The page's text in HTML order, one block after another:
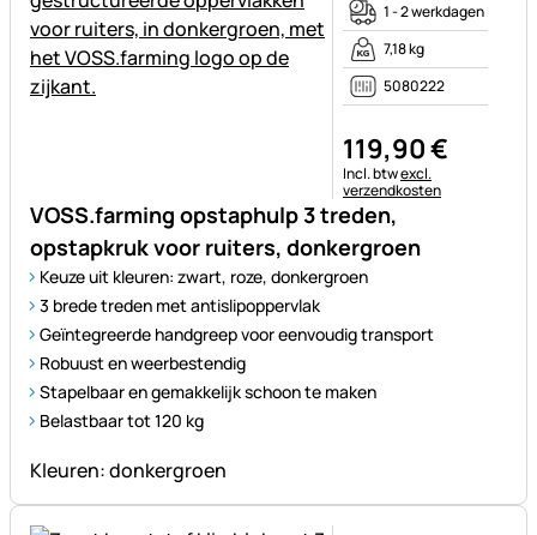
VOSS.farming opstaphulp 3 treden,
opstapkruk voor ruiters, donkergroen
Keuze uit kleuren: zwart, roze, donkergroen
3 brede treden met antislipoppervlak
Geïntegreerde handgreep voor eenvoudig transport
Robuust en weerbestendig
Stapelbaar en gemakkelijk schoon te maken
Belastbaar tot 120 kg
Kleuren: donkergroen
1 - 2 werkdagen
7,18 kg
5080222
119,90€
Belastinginformatie:
Incl. btwexcl.
verzendkosten